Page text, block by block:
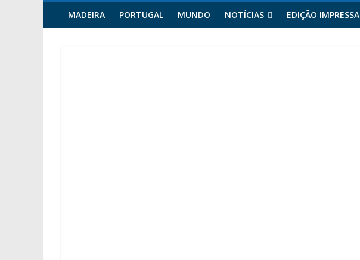
MADEIRA PORTUGAL MUNDO NOTÍCIAS EDIÇÃO IMPRESSA